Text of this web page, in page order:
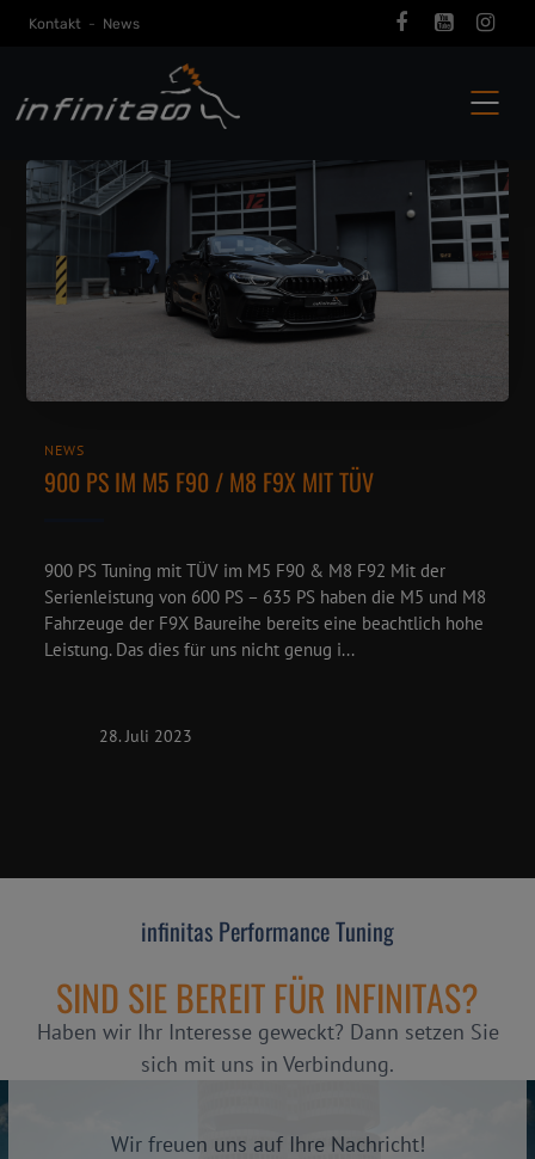
Kontakt - News
NEWS
900 PS IM M5 F90 / M8 F9X MIT TÜV
900 PS Tuning mit TÜV im M5 F90 & M8 F92 Mit der
Serienleistung von 600 PS – 635 PS haben die M5 und M8
Fahrzeuge der F9X Baureihe bereits eine beachtlich hohe
Leistung. Das dies für uns nicht genug i...
28. Juli 2023
infinitas Performance Tuning
SIND SIE BEREIT FÜR INFINITAS?
Haben wir Ihr Interesse geweckt? Dann setzen Sie
sich mit uns in Verbindung.
Wir freuen uns auf Ihre Nachricht!